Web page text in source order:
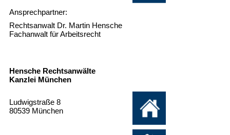
Ansprechpartner:
Rechtsanwalt Dr. Martin Hensche
Fachanwalt für Arbeitsrecht
Hensche Rechtsanwälte
Kanzlei München
Ludwigstraße 8
80539 München